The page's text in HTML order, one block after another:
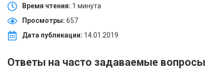
Время чтения: 1 минута
Просмотры: 657
Дата публикации: 14.01.2019
Ответы на часто задаваемые вопросы